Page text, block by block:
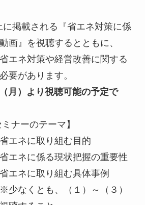
に掲載される『省エネ対策に係
画』を視聴するとともに、
対策や経営改善に関する
要があります。
）より視聴可能の予定で
ーのテーマ】
に取り組む目的
係る現状把握の重要性
取り組む具体事例
、（１）～（３）